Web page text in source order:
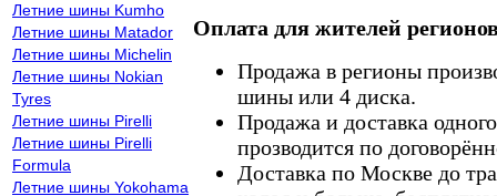
Летние шины Kumho
Летние шины Matador
Летние шины Michelin
Летние шины Nokian
Tyres
Летние шины Pirelli
Летние шины Pirelli
Formula
Летние шины Yokohama
Оплата для жителей
Продажа в регионы
шины или 4 диска.
Продажа и доставка
прозводится по
Доставка по Москве до